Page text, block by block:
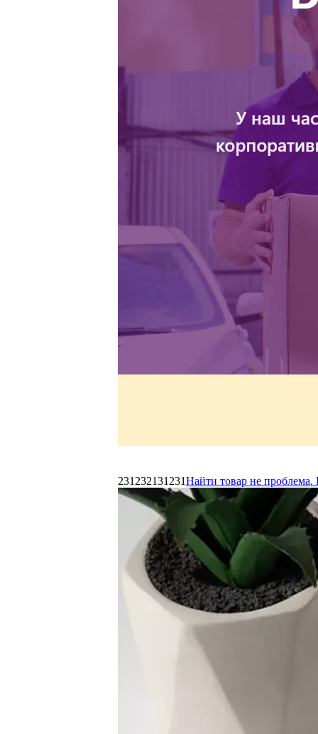
231232131231Найти товар не проблема.